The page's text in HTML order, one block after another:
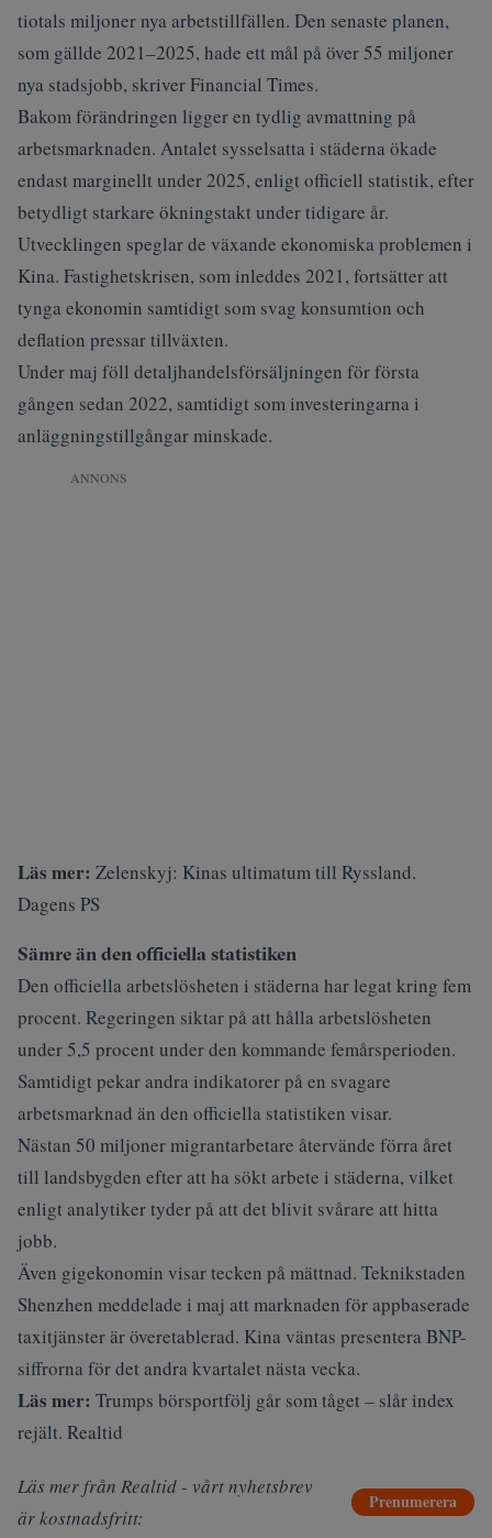
tiotals miljoner nya arbetstillfällen. Den senaste planen,
som gällde 2021–2025, hade ett mål på över 55 miljoner
nya stadsjobb, skriverFinancial Times.
Bakom förändringen ligger en tydlig avmattning på
arbetsmarknaden. Antalet sysselsatta i städerna ökade
endast marginellt under 2025, enligt officiell statistik, efter
betydligt starkare ökningstakt under tidigare år.
Utvecklingen speglar de växande ekonomiska problemen i
Kina. Fastighetskrisen, som inleddes 2021, fortsätter att
tynga ekonomin samtidigt som svag konsumtion och
deflation pressar tillväxten.
Under maj föll detaljhandelsförsäljningen för första
gången sedan 2022, samtidigt som investeringarna i
anläggningstillgångar minskade.
ANNONS
Läs mer: Zelenskyj: Kinas ultimatum till Ryssland.
Dagens PS
Sämre än den officiella statistiken
Den officiella arbetslösheten i städerna har legat kring fem
procent. Regeringen siktar på att hålla arbetslösheten
under 5,5 procent under den kommande femårsperioden.
Samtidigt pekar andra indikatorer på en svagare
arbetsmarknad än den officiella statistiken visar.
Nästan 50 miljoner migrantarbetare återvände förra året
till landsbygden efter att ha sökt arbete i städerna, vilket
enligt analytiker tyder på att det blivit svårare att hitta
jobb.
Även gigekonomin visar tecken på mättnad. Teknikstaden
Shenzhen meddelade i maj att marknaden för appbaserade
taxitjänster är överetablerad. Kina väntas presentera BNP-
siffrorna för det andra kvartalet nästa vecka.
Läs mer: Trumps börsportfölj går som tåget – slår index
rejält. Realtid
Läs mer från Realtid - vårt nyhetsbrev
är kostnadsfritt:
Prenumerera